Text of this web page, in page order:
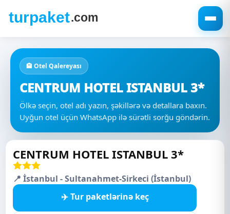
🏨 Otel Qalereyası
CENTRUM HOTEL ISTANBUL 3*
Ölkə seçin, otel adı yazın, şəkillərə və detallara baxın.
Uyğun otel üçün WhatsApp ilə sürətli sorğu göndərin.
CENTRUM HOTEL ISTANBUL 3*
📍 İstanbul - Sultanahmet-Sirkeci (İstanbul)
✈️ Tur paketlərinə keç